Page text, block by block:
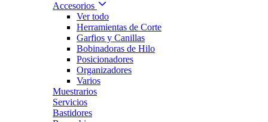
Accesorios
Ver todo
Herramientas de Corte
Garfios y Canillas
Bobinadoras de Hilo
Posicionadores
Organizadores
Varios
Muestrarios
Servicios
Bastidores